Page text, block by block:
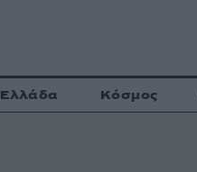
Ελλάδα Κόσμος